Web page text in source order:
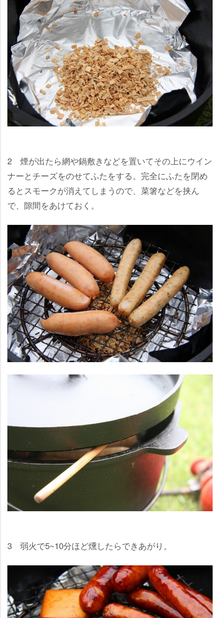
2 煙が出たら網や鍋敷きなどを置いてその上にウイン
ナーとチーズをのせてふたをする。完全にふたを閉め
るとスモークが消えてしまうので、菜箸などを挟ん
で、隙間をあけておく。
3 弱火で5~10分ほど燻したらできあがり。